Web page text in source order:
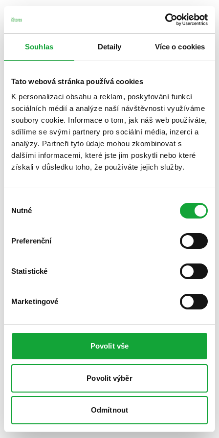
Souhlas Detaily Více o cookies
Tato webová stránka používá cookies
K personalizaci obsahu a reklam, poskytování funkcí
sociálních médií a analýze naší návštěvnosti využíváme
soubory cookie. Informace o tom, jak náš web používáte,
sdílíme se svými partnery pro sociální média, inzerci a
analýzy. Partneři tyto údaje mohou zkombinovat s
dalšími informacemi, které jste jim poskytli nebo které
získali v důsledku toho, že používáte jejich služby.
souhlasu
Nutné
Preferenční
Statistické
Marketingové
Povolit vše
Povolit výběr
Odmítnout